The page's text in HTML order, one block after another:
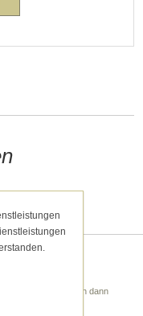
Sie erhalten dann